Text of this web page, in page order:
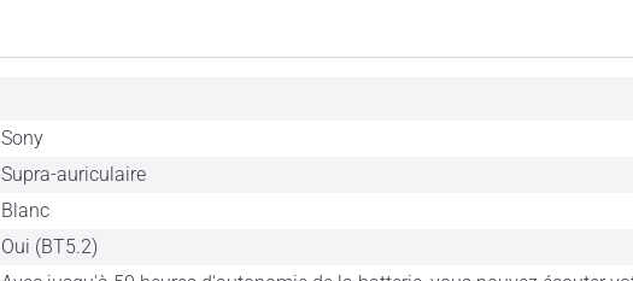
Sony
Supra-auriculaire
Blanc
Oui (BT5.2)